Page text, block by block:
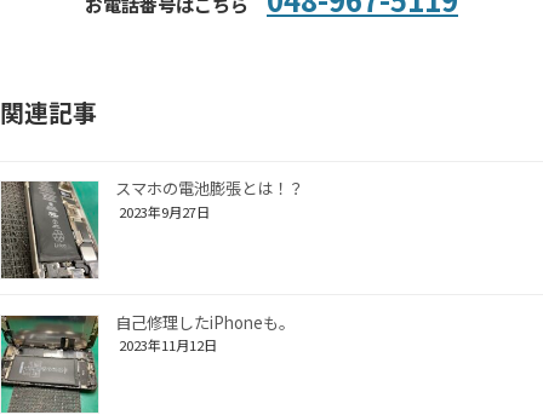
関連記事
スマホの電池膨張とは！？
2023年9月27日
自己修理したiPhoneも。
2023年11月12日